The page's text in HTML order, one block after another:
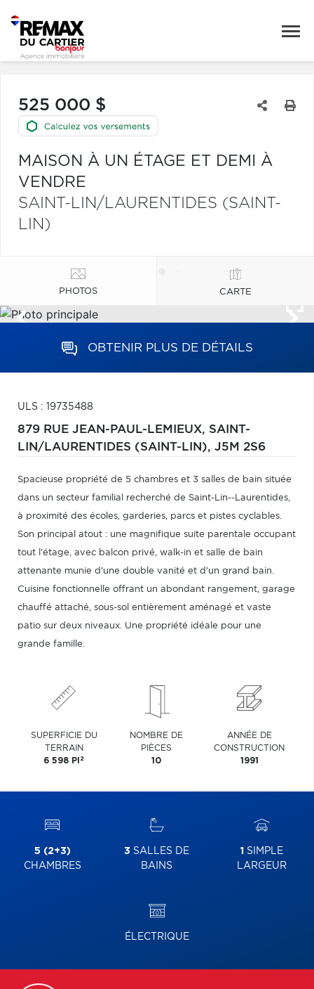
525 000 $
MAISON À UN ÉTAGE ET DEMI À
VENDRE
SAINT-LIN/LAURENTIDES (SAINT-
LIN)
PHOTOS CARTE
OBTENIR PLUS DE DÉTAILS
ULS : 19735488
879 RUE JEAN-PAUL-LEMIEUX, SAINT-
LIN/LAURENTIDES (SAINT-LIN), J5M 2S6
Spacieuse propriété de 5 chambres et 3 salles de bain située
dans un secteur familial recherché de Saint-Lin--Laurentides,
à proximité des écoles, garderies, parcs et pistes cyclables.
Son principal atout : une magnifique suite parentale occupant
tout l'étage, avec balcon privé, walk-in et salle de bain
attenante munie d'une double vanité et d'un grand bain.
Cuisine fonctionnelle offrant un abondant rangement, garage
chauffé attaché, sous-sol entièrement aménagé et vaste
patio sur deux niveaux. Une propriété idéale pour une
grande famille.
SUPERFICIE DU
TERRAIN
6 598 PI 2
NOMBRE DE
PIÈCES
10
ANNÉE DE
CONSTRUCTION
1991
5 (2+3)
CHAMBRES
3 SALLES DE
BAINS
1 SIMPLE
LARGEUR
ÉLECTRIQUE